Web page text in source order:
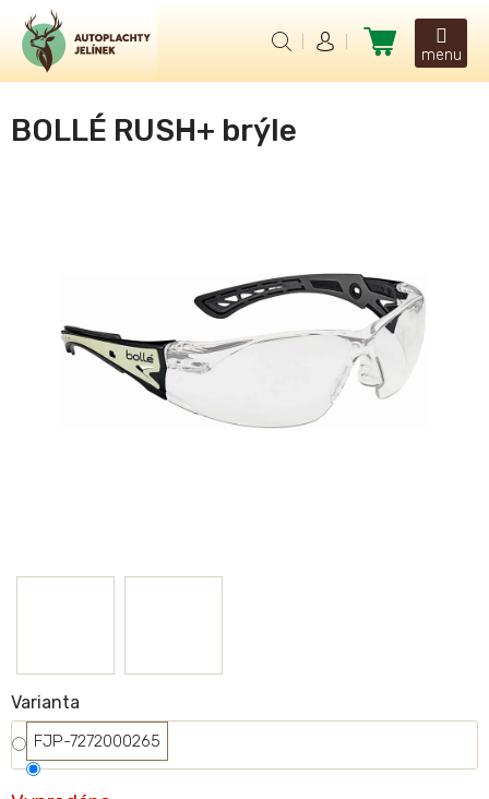
obsah
Nákupní
košík
BOLLÉ RUSH+ brýle
Varianta
FJP-7272000265